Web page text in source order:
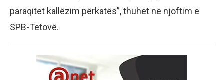
paraqitet kallëzim përkatës”, thuhet në njoftim e
SPB-Tetovë.